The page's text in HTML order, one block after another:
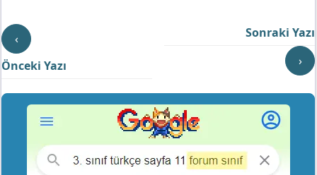
‹
Önceki Yazı
Sonraki Yazı
›